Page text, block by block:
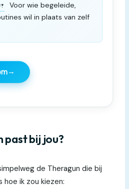
Voor wie begeleide,
wil in plaats van zelf
→
past bij jou?
de Theragun die bij
hoe ik zou kiezen: